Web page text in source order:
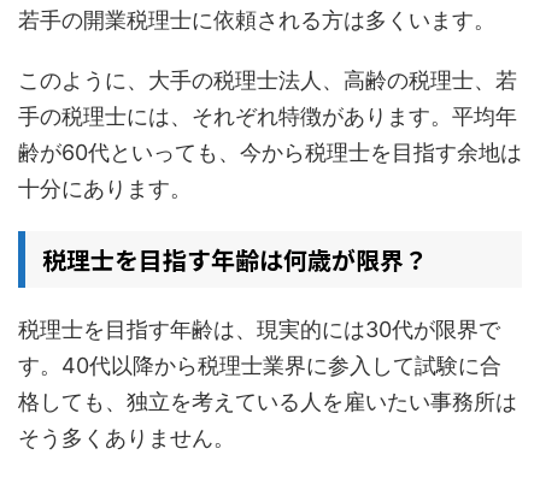
若手の開業税理士に依頼される方は多くいます。
このように、大手の税理士法人、高齢の税理士、若
手の税理士には、それぞれ特徴があります。平均年
齢が60代といっても、今から税理士を目指す余地は
十分にあります。
税理士を目指す年齢は何歳が限界？
税理士を目指す年齢は、現実的には30代が限界で
す。40代以降から税理士業界に参入して試験に合
格しても、独立を考えている人を雇いたい事務所は
そう多くありません。